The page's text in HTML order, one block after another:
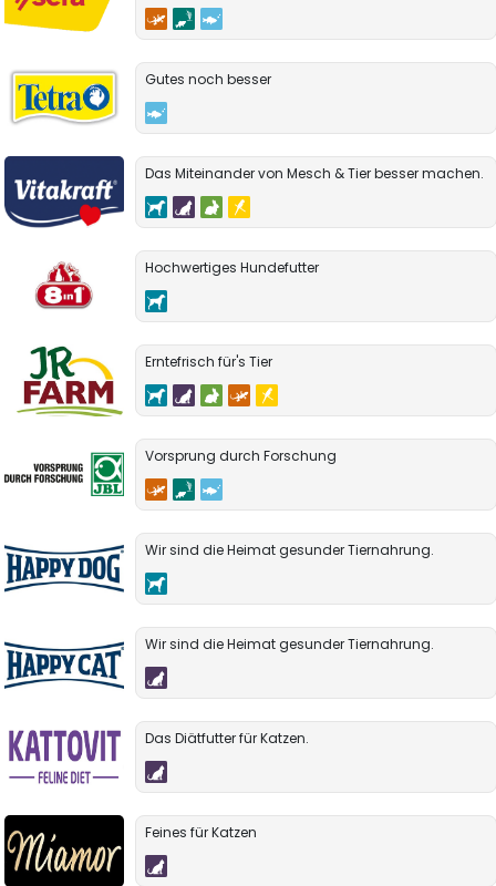
Gutes noch besser
Das Miteinander von Mesch & Tier besser machen.
Hochwertiges Hundefutter
Erntefrisch für's Tier
Vorsprung durch Forschung
Wir sind die Heimat gesunder Tiernahrung.
Wir sind die Heimat gesunder Tiernahrung.
Das Diätfutter für Katzen.
Feines für Katzen